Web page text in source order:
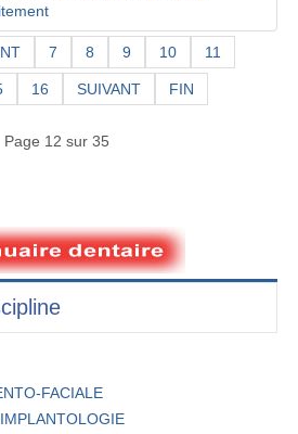
7 8 9 10 11
16 SUIVANT FIN
Page 12 sur 35
FACIALE